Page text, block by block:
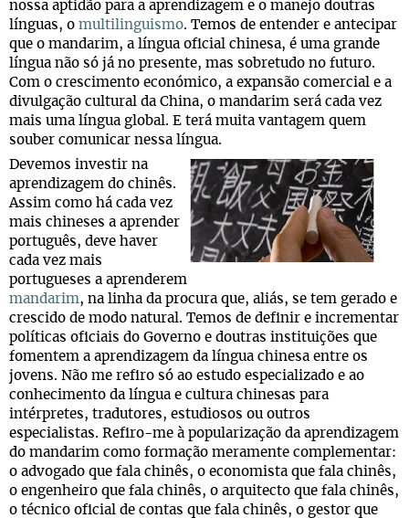
nossa aptidão para a aprendizagem e o manejo doutras
línguas, o multilinguismo. Temos de entender e antecipar
que o mandarim, a língua oficial chinesa, é uma grande
língua não só já no presente, mas sobretudo no futuro.
Com o crescimento económico, a expansão comercial e a
divulgação cultural da China, o mandarim será cada vez
mais uma língua global. E terá muita vantagem quem
souber comunicar nessa língua.
Devemos investir na
aprendizagem do chinês.
Assim como há cada vez
mais chineses a aprender
português, deve haver
cada vez mais
portugueses a aprenderem
mandarim, na linha da procura que, aliás, se tem gerado e
crescido de modo natural. Temos de definir e incrementar
políticas oficiais do Governo e doutras instituições que
fomentem a aprendizagem da língua chinesa entre os
jovens. Não me refiro só ao estudo especializado e ao
conhecimento da língua e cultura chinesas para
intérpretes, tradutores, estudiosos ou outros
especialistas. Refiro-me à popularização da aprendizagem
do mandarim como formação meramente complementar:
o advogado que fala chinês, o economista que fala chinês,
o engenheiro que fala chinês, o arquitecto que fala chinês,
o técnico oficial de contas que fala chinês, o gestor que